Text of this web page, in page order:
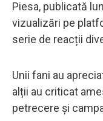
Piesa, publicată
vizualizări pe
serie de reacții
Unii fani au
alții au criticat
petrecere și